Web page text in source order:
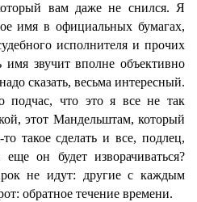
вам даже не снился. Я
имя в официальных бумагах,
исполнителя и прочих
имя звучит вполне объективно
сказать, весьма интересный.
что это я все не так
этот Мандельштам, который
такое сделать и все, подлец,
еще он будет изворачиваться?
не идут: другие с каждым
обратное течение времени.